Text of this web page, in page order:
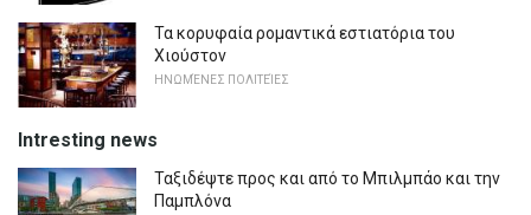
Τα κορυφαία ρομαντικά εστιατόρια του
Χιούστον
ΗΝΩΜΈΝΕΣ ΠΟΛΙΤΕΊΕΣ
Intresting news
Ταξιδέψτε προς και από το Μπιλμπάο και την
Παμπλόνα